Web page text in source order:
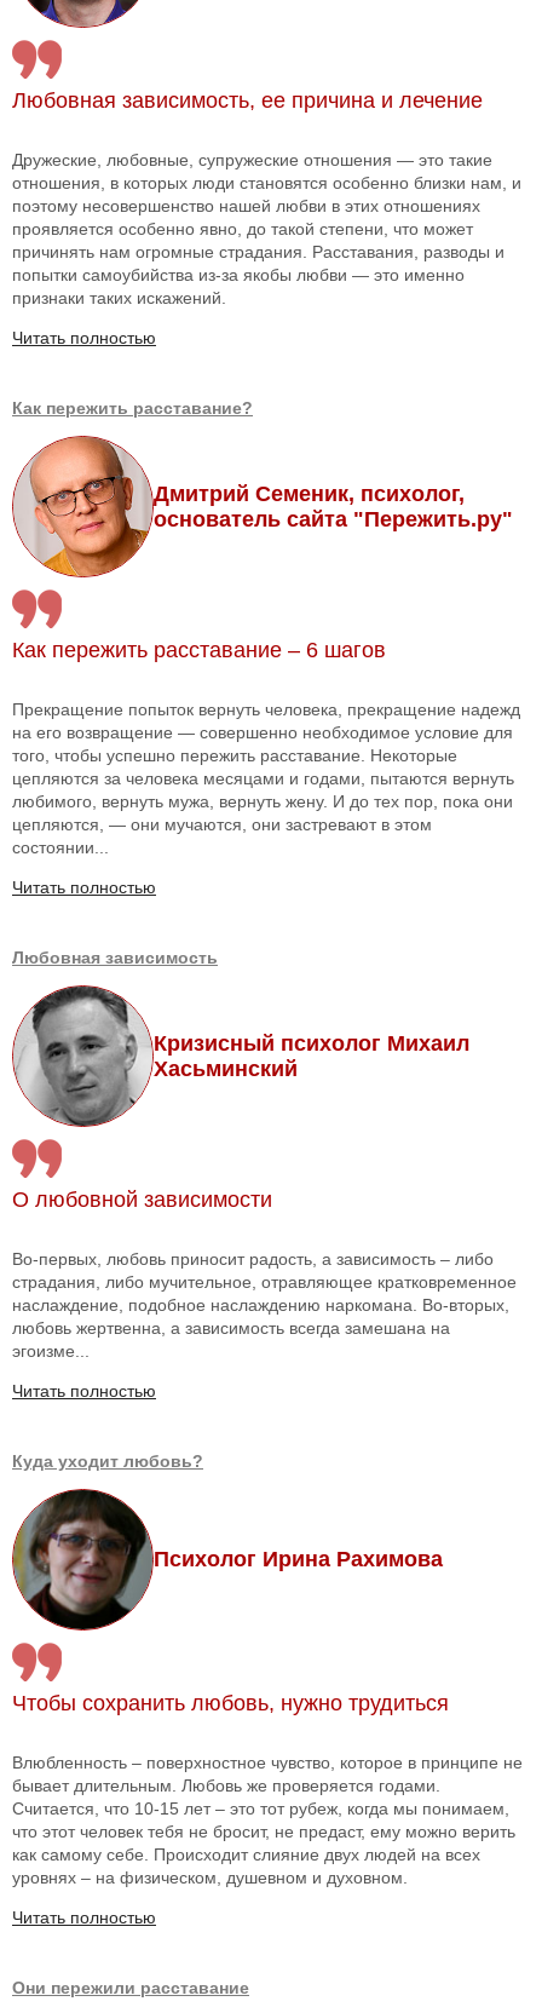
Любовная зависимость, ее причина и лечение
Дружеские, любовные, супружеские отношения — это такие
отношения, в которых люди становятся особенно близки нам, и
поэтому несовершенство нашей любви в этих отношениях
проявляется особенно явно, до такой степени, что может
причинять нам огромные страдания. Расставания, разводы и
попытки самоубийства из-за якобы любви — это именно
признаки таких искажений.
Читать полностью
Как пережить расставание?
Дмитрий Семеник, психолог,
основатель сайта "Пережить.ру"
Как пережить расставание – 6 шагов
Прекращение попыток вернуть человека, прекращение надежд
на его возвращение — совершенно необходимое условие для
того, чтобы успешно пережить расставание. Некоторые
цепляются за человека месяцами и годами, пытаются вернуть
любимого, вернуть мужа, вернуть жену. И до тех пор, пока они
цепляются, — они мучаются, они застревают в этом
состоянии...
Читать полностью
Любовная зависимость
Кризисный психолог Михаил
Хасьминский
О любовной зависимости
Во-первых, любовь приносит радость, а зависимость – либо
страдания, либо мучительное, отравляющее кратковременное
наслаждение, подобное наслаждению наркомана. Во-вторых,
любовь жертвенна, а зависимость всегда замешана на
эгоизме...
Читать полностью
Куда уходит любовь?
Психолог Ирина Рахимова
Чтобы сохранить любовь, нужно трудиться
Влюбленность – поверхностное чувство, которое в принципе не
бывает длительным. Любовь же проверяется годами.
Считается, что 10-15 лет – это тот рубеж, когда мы понимаем,
что этот человек тебя не бросит, не предаст, ему можно верить
как самому себе. Происходит слияние двух людей на всех
уровнях – на физическом, душевном и духовном.
Читать полностью
Они пережили расставание